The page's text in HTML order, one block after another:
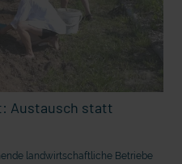
als Klassenzimmer
Austausch statt
landwirtschaftliche Betriebe